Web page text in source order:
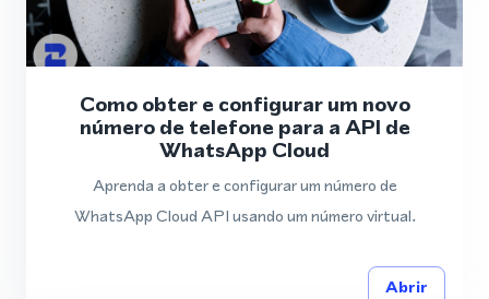
Como obter e configurar um novo
número de telefone para a API de
WhatsApp Cloud
Aprenda a obter e configurar um número de
WhatsApp Cloud API usando um número virtual.
Abrir